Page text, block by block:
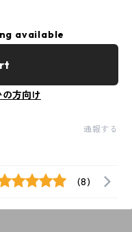
available
方向け
通報する
(8)